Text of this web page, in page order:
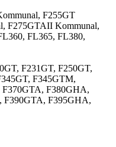
F255GT
F275GTAII Kommunal,
FL365, FL380,
F231GT, F250GT,
F345GTM,
F380GHA,
F390GTA, F395GHA,